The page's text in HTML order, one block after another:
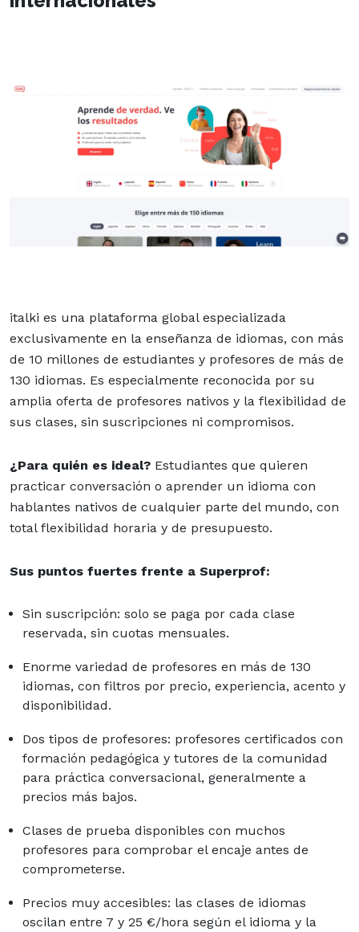
italki es una plataforma global especializada
exclusivamente en la enseñanza de idiomas, con más
de 10 millones de estudiantes y profesores de más de
130 idiomas. Es especialmente reconocida por su
amplia oferta de profesores nativos y la flexibilidad de
sus clases, sin suscripciones ni compromisos.
¿Para quién es ideal? Estudiantes que quieren
practicar conversación o aprender un idioma con
hablantes nativos de cualquier parte del mundo, con
total flexibilidad horaria y de presupuesto.
Sus puntos fuertes frente a Superprof:
Sin suscripción: solo se paga por cada clase
reservada, sin cuotas mensuales.
Enorme variedad de profesores en más de 130
idiomas, con filtros por precio, experiencia, acento y
disponibilidad.
Dos tipos de profesores: profesores certificados con
formación pedagógica y tutores de la comunidad
para práctica conversacional, generalmente a
precios más bajos.
Clases de prueba disponibles con muchos
profesores para comprobar el encaje antes de
comprometerse.
Precios muy accesibles: las clases de idiomas
oscilan entre 7 y 25 €/hora según el idioma y la